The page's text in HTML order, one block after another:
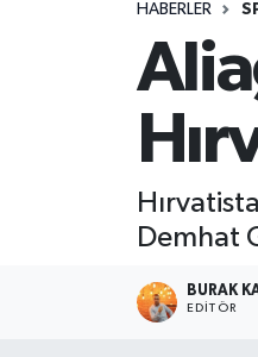
HABERLER
Demhat
BURAK
EDITÖR
RESMİ İLANLAR
Gizlilik Sözleşmesi
BİYOGRAFİLER
GÜNDEM
Süper Lig Puan
Tüm Manşetler
Haber Arşivi